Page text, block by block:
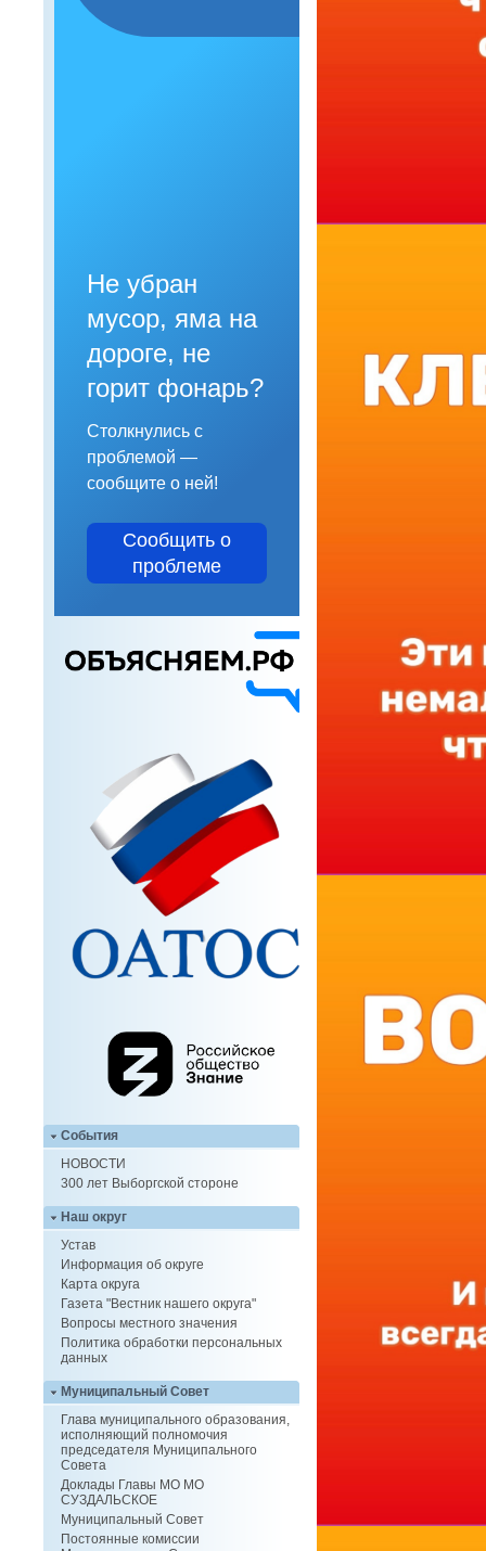
Не убран
мусор, яма на
дороге, не
горит фонарь?
Столкнулись с
проблемой —
сообщите о ней!
Сообщить о
проблеме
События
НОВОСТИ
300 лет Выборгской стороне
Наш округ
Устав
Информация об округе
Карта округа
Газета "Вестник нашего округа"
Вопросы местного значения
Политика обработки персональных
данных
Муниципальный Совет
Глава муниципального образования,
исполняющий полномочия
председателя Муниципального
Совета
Доклады Главы МО МО
СУЗДАЛЬСКОЕ
Муниципальный Совет
Постоянные комиссии